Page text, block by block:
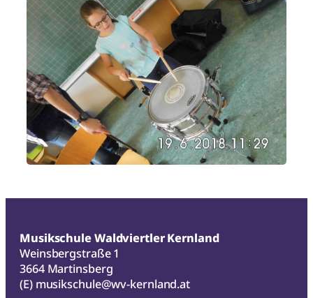
Musikschule Waldviertler Kernland
Weinsbergstraße 1
3664 Martinsberg
(E) musikschule@wv-kernland.at